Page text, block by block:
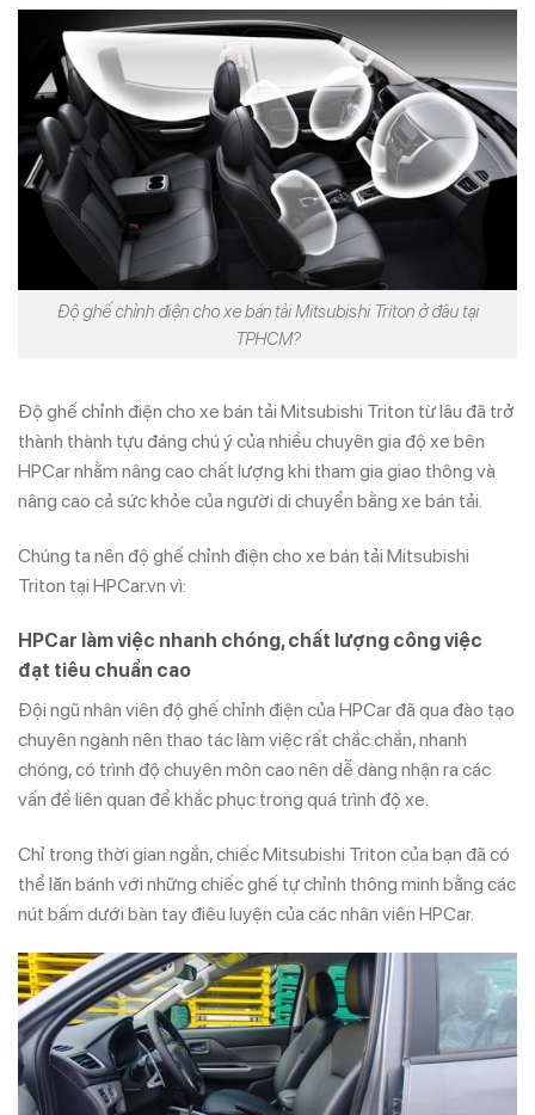
Độ ghế chỉnh điện cho xe bán tải Mitsubishi Triton ở đâu tại
TPHCM?
Độ ghế chỉnh điện cho xe bán tải Mitsubishi Triton từ lâu đã trở
thành thành tựu đáng chú ý của nhiều chuyên gia độ xe bên
HPCar nhằm nâng cao chất lượng khi tham gia giao thông và
nâng cao cả sức khỏe của người di chuyển bằng xe bán tải.
Chúng ta nên độ ghế chỉnh điện cho xe bán tải Mitsubishi
Triton tại HPCar.vn vì:
HPCar làm việc nhanh chóng, chất lượng công việc
đạt tiêu chuẩn cao
Đội ngũ nhân viên độ ghế chỉnh điện của HPCar đã qua đào tạo
chuyên ngành nên thao tác làm việc rất chắc chắn, nhanh
chóng, có trình độ chuyên môn cao nên dễ dàng nhận ra các
vấn đề liên quan để khắc phục trong quá trình độ xe.
Chỉ trong thời gian ngắn, chiếc Mitsubishi Triton của bạn đã có
thể lăn bánh với những chiếc ghế tự chỉnh thông minh bằng các
nút bấm dưới bàn tay điêu luyện của các nhân viên HPCar.